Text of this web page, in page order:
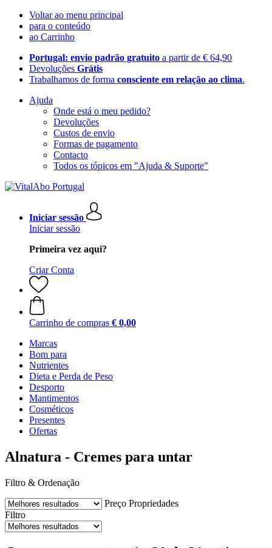
Voltar ao menu principal
para o conteúdo
ao Carrinho
Portugal: envio padrão gratuito a partir de € 64,90
Devoluções Grátis
Trabalhamos de forma consciente em relação ao clima.
Ajuda
Onde está o meu pedido?
Devoluções
Custos de envio
Formas de pagamento
Contacto
Todos os tópicos em "Ajuda & Suporte"
Iniciar sessão
Iniciar sessão
Primeira vez aqui?
Criar Conta
Carrinho de compras € 0,00
Marcas
Bom para
Nutrientes
Dieta e Perda de Peso
Desporto
Mantimentos
Cosméticos
Presentes
Ofertas
Alnatura - Cremes para untar
Filtro & Ordenação
Preço Propriedades
Filtro